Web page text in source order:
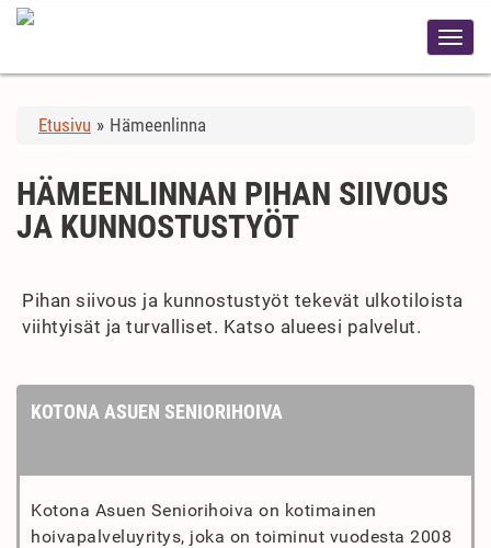
Etusivu » Hämeenlinna
HÄMEENLINNAN PIHAN SIIVOUS
JA KUNNOSTUSTYÖT
Pihan siivous ja kunnostustyöt tekevät ulkotiloista
viihtyisät ja turvalliset. Katso alueesi palvelut.
KOTONA ASUEN SENIORIHOIVA
Kotona Asuen Seniorihoiva on kotimainen
hoivapalveluyritys, joka on toiminut vuodesta 2008